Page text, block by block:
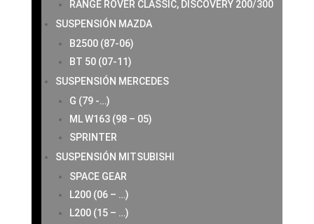
RANGE ROVER CLASSIC, DISCOVERY 200/300
SUSPENSIÓN MAZDA
B2500 (87-06)
BT 50 (07-11)
SUSPENSIÓN MERCEDES
G (79 -…)
ML W163 (98 – 05)
SPRINTER
SUSPENSIÓN MITSUBISHI
SPACE GEAR
L200 (06 – …)
L200 (15 – …)